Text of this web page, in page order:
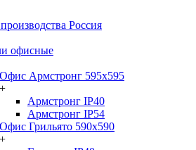
Россия
офисные
Офис Армстронг 595x595
+
Армстронг IP40
Армстронг IP54
Офис Грильято 590x590
+